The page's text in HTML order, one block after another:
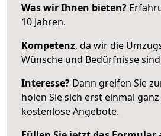
Was wir Ihnen bieten?
10 Jahren.
Kompetenz, da wir die
Wünsche und Bedürfnisse
Interesse? Dann greifen Sie
holen Sie sich erst einmal
kostenlose Angebote.